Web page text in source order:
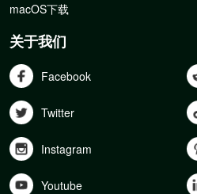
macOS下载
关于我们
Facebook
Twitter
Instagram
Youtube